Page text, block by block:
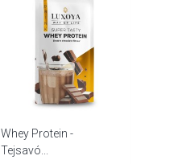
Whey Protein -
Tejsavó...